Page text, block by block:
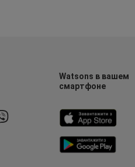
Watsons в вашем
смартфоне